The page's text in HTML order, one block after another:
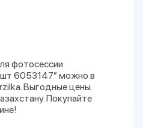
фотосессии
6053147” можно в
Выгодные цены.
Покупайте